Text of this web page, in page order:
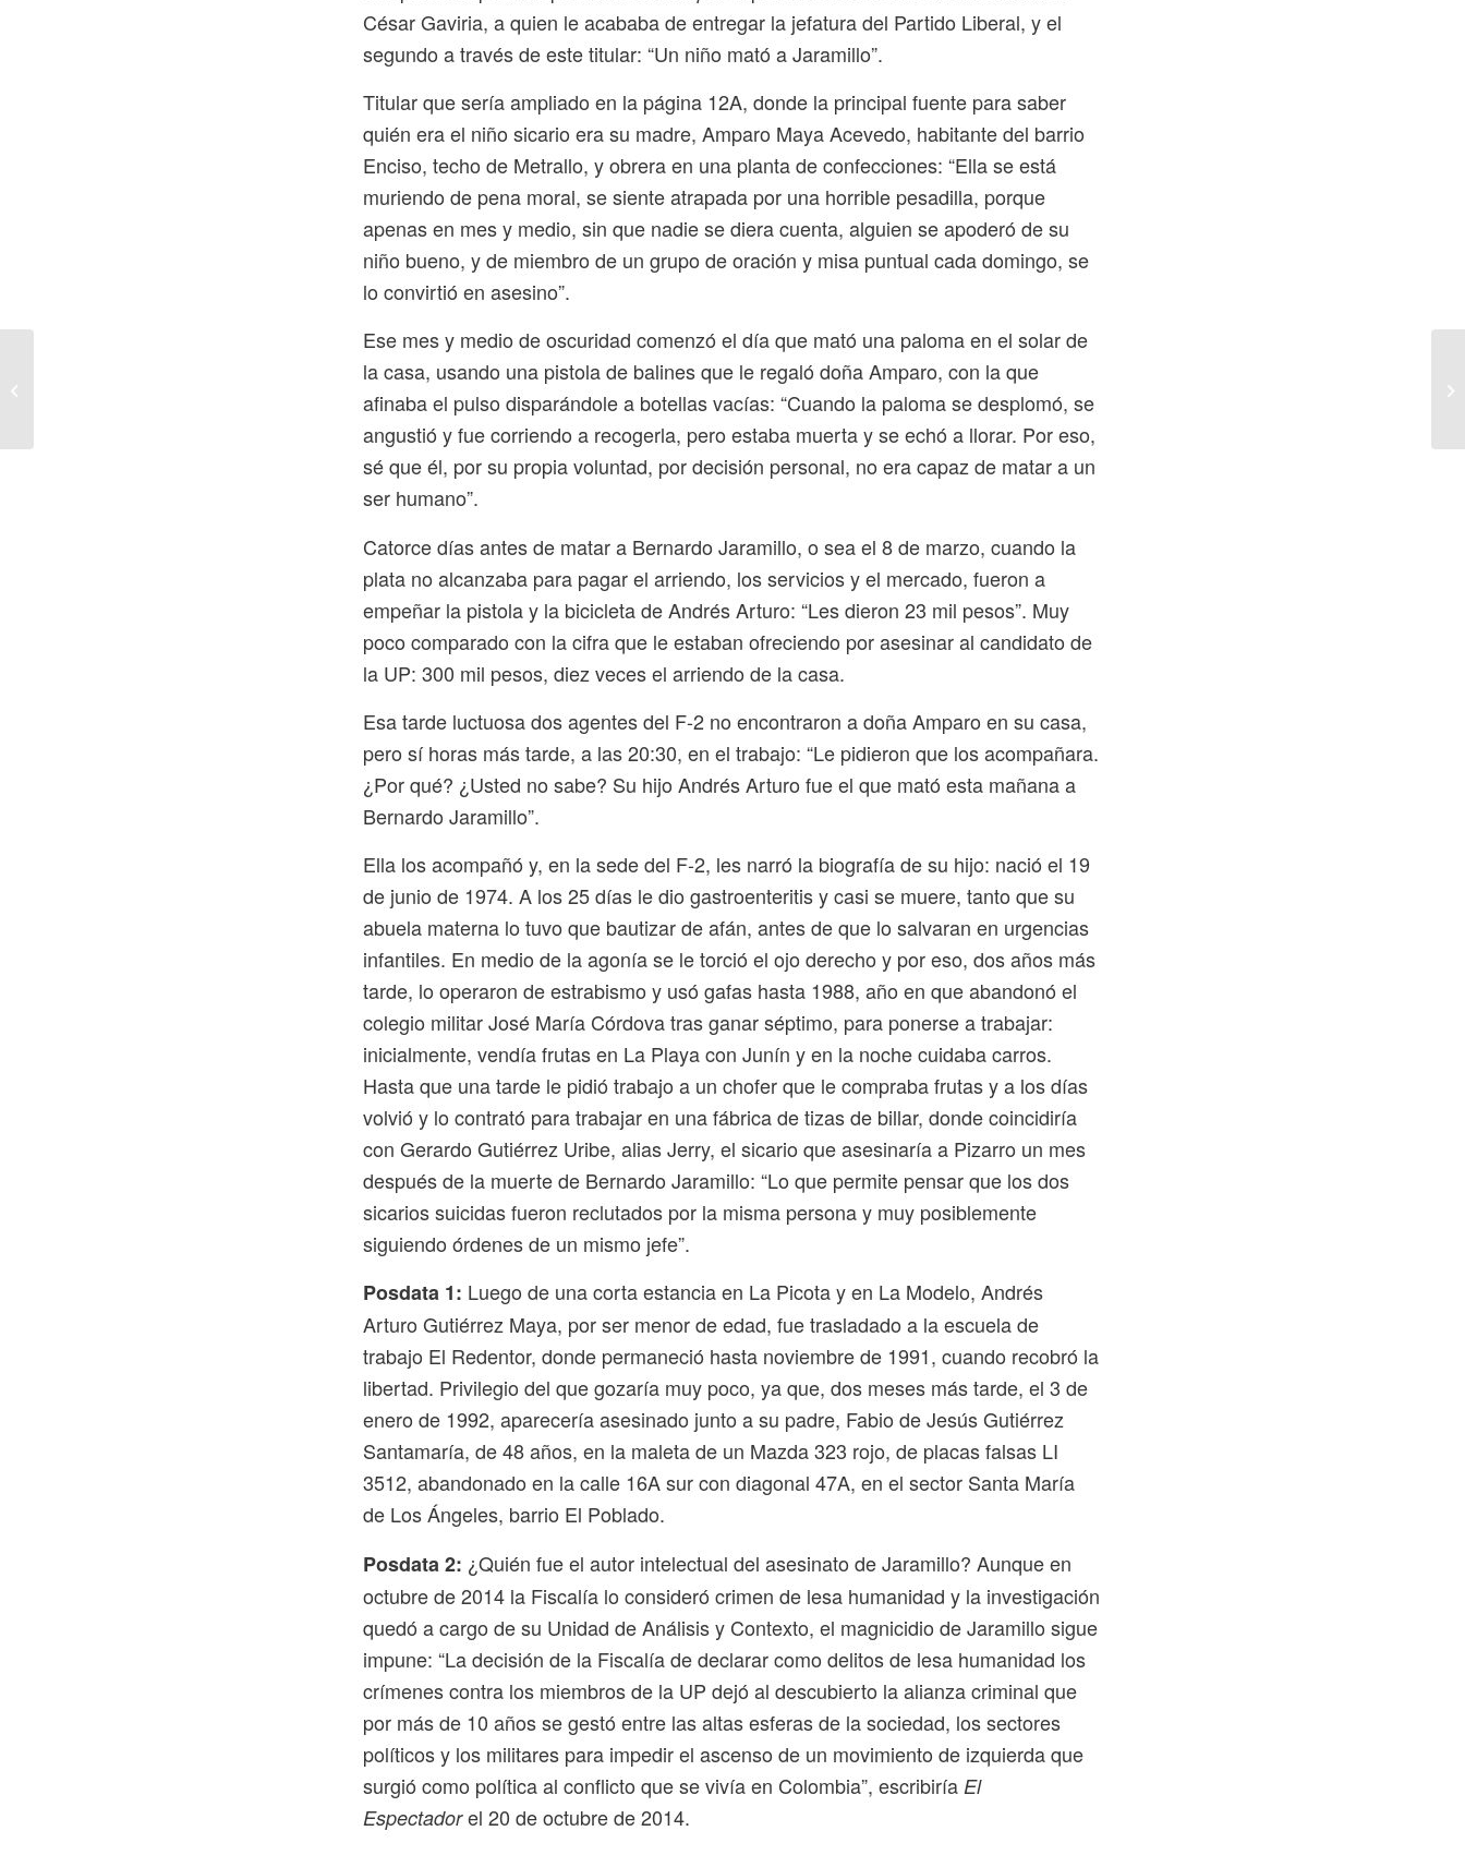
César Gaviria, a quien le acababa de entregar la jefatura del Partido Liberal, y el
segundo a través de este titular: “Un niño mató a Jaramillo”.
Titular que sería ampliado en la página 12A, donde la principal fuente para saber
quién era el niño sicario era su madre, Amparo Maya Acevedo, habitante del barrio
Enciso, techo de Metrallo, y obrera en una planta de confecciones: “Ella se está
muriendo de pena moral, se siente atrapada por una horrible pesadilla, porque
apenas en mes y medio, sin que nadie se diera cuenta, alguien se apoderó de su
niño bueno, y de miembro de un grupo de oración y misa puntual cada domingo, se
lo convirtió en asesino”.
Ese mes y medio de oscuridad comenzó el día que mató una paloma en el solar de
la casa, usando una pistola de balines que le regaló doña Amparo, con la que
afinaba el pulso disparándole a botellas vacías: “Cuando la paloma se desplomó, se
angustió y fue corriendo a recogerla, pero estaba muerta y se echó a llorar. Por eso,
sé que él, por su propia voluntad, por decisión personal, no era capaz de matar a un
ser humano”.
Catorce días antes de matar a Bernardo Jaramillo, o sea el 8 de marzo, cuando la
plata no alcanzaba para pagar el arriendo, los servicios y el mercado, fueron a
empeñar la pistola y la bicicleta de Andrés Arturo: “Les dieron 23 mil pesos”. Muy
poco comparado con la cifra que le estaban ofreciendo por asesinar al candidato de
la UP: 300 mil pesos, diez veces el arriendo de la casa.
Esa tarde luctuosa dos agentes del F-2 no encontraron a doña Amparo en su casa,
pero sí horas más tarde, a las 20:30, en el trabajo: “Le pidieron que los acompañara.
¿Por qué? ¿Usted no sabe? Su hijo Andrés Arturo fue el que mató esta mañana a
Bernardo Jaramillo”.
Ella los acompañó y, en la sede del F-2, les narró la biografía de su hijo: nació el 19
de junio de 1974. A los 25 días le dio gastroenteritis y casi se muere, tanto que su
abuela materna lo tuvo que bautizar de afán, antes de que lo salvaran en urgencias
infantiles. En medio de la agonía se le torció el ojo derecho y por eso, dos años más
tarde, lo operaron de estrabismo y usó gafas hasta 1988, año en que abandonó el
colegio militar José María Córdova tras ganar séptimo, para ponerse a trabajar:
inicialmente, vendía frutas en La Playa con Junín y en la noche cuidaba carros.
Hasta que una tarde le pidió trabajo a un chofer que le compraba frutas y a los días
volvió y lo contrató para trabajar en una fábrica de tizas de billar, donde coincidiría
con Gerardo Gutiérrez Uribe, alias Jerry, el sicario que asesinaría a Pizarro un mes
después de la muerte de Bernardo Jaramillo: “Lo que permite pensar que los dos
sicarios suicidas fueron reclutados por la misma persona y muy posiblemente
siguiendo órdenes de un mismo jefe”.
Posdata 1: Luego de una corta estancia en La Picota y en La Modelo, Andrés
Arturo Gutiérrez Maya, por ser menor de edad, fue trasladado a la escuela de
trabajo El Redentor, donde permaneció hasta noviembre de 1991, cuando recobró la
libertad. Privilegio del que gozaría muy poco, ya que, dos meses más tarde, el 3 de
enero de 1992, aparecería asesinado junto a su padre, Fabio de Jesús Gutiérrez
Santamaría, de 48 años, en la maleta de un Mazda 323 rojo, de placas falsas LI
3512, abandonado en la calle 16A sur con diagonal 47A, en el sector Santa María
de Los Ángeles, barrio El Poblado.
Posdata 2: ¿Quién fue el autor intelectual del asesinato de Jaramillo? Aunque en
octubre de 2014 la Fiscalía lo consideró crimen de lesa humanidad y la investigación
quedó a cargo de su Unidad de Análisis y Contexto, el magnicidio de Jaramillo sigue
impune: “La decisión de la Fiscalía de declarar como delitos de lesa humanidad los
crímenes contra los miembros de la UP dejó al descubierto la alianza criminal que
por más de 10 años se gestó entre las altas esferas de la sociedad, los sectores
políticos y los militares para impedir el ascenso de un movimiento de izquierda que
surgió como política al conflicto que se vivía en Colombia”, escribiría El
Espectadorel 20 de octubre de 2014.